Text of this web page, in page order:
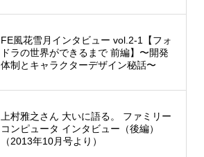
FE風花雪月インタビュー vol.2-1【フォ
ドラの世界ができるまで 前編】〜開発
体制とキャラクターデザイン秘話〜
上村雅之さん 大いに語る。 ファミリー
コンピュータ インタビュー（後編）
（2013年10月号より）